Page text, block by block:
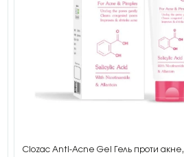
Clozac Anti-Acne Gel Гель проти акне,